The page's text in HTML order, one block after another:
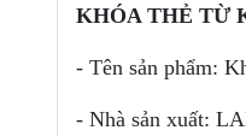
KHÓA THẺ TỪ
- Tên sản phẩm:
- Nhà sản xuất: